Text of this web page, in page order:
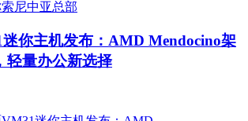
你主机发布：AMD Mendocino架
轻量办公新选择